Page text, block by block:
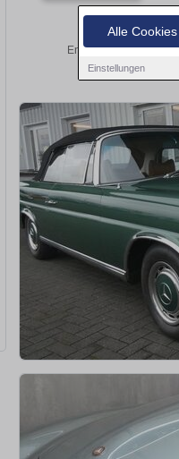
Alle
Einstellungen
Finden
Entdecken Sie in Bad